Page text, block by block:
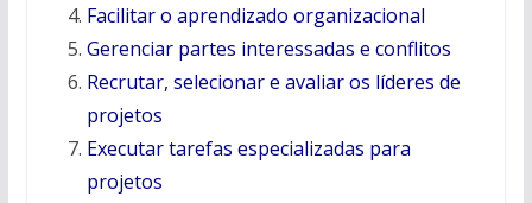
Facilitar o aprendizado organizacional
Gerenciar partes interessadas e conflitos
Recrutar, selecionar e avaliar os líderes de
projetos
Executar tarefas especializadas para
projetos